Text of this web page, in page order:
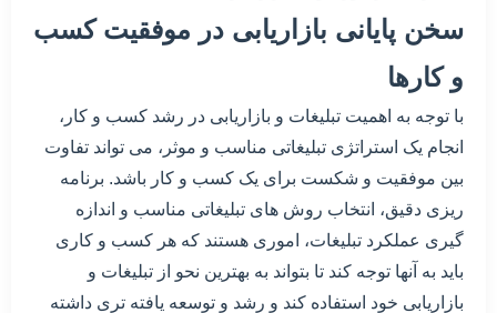
سخن پایانی بازاریابی در موفقیت کسب
و کارها
با توجه به اهمیت تبلیغات و بازاریابی در رشد کسب و کار،
انجام یک استراتژی تبلیغاتی مناسب و موثر، می تواند تفاوت
بین موفقیت و شکست برای یک کسب و کار باشد. برنامه
ریزی دقیق، انتخاب روش های تبلیغاتی مناسب و اندازه
گیری عملکرد تبلیغات، اموری هستند که هر کسب و کاری
باید به آنها توجه کند تا بتواند به بهترین نحو از تبلیغات و
بازاریابی خود استفاده کند و رشد و توسعه یافته تری داشته